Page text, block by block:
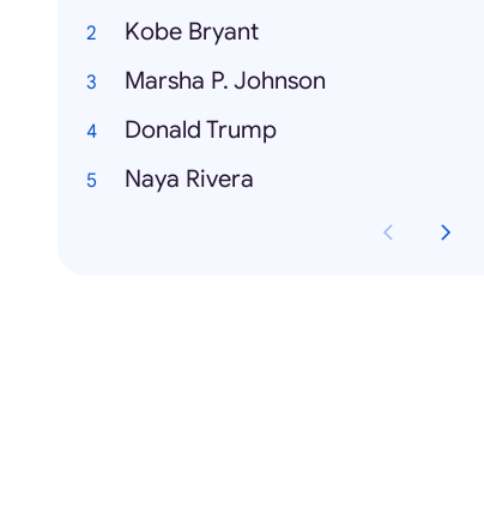
Kobe Bryant
Marsha P. Johnson
Donald Trump
Naya Rivera